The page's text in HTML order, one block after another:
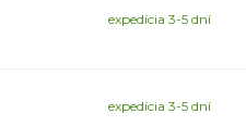
expedícia 3-5 dní
expedícia 3-5 dní